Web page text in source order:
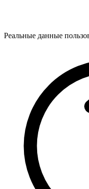
Реальные данные